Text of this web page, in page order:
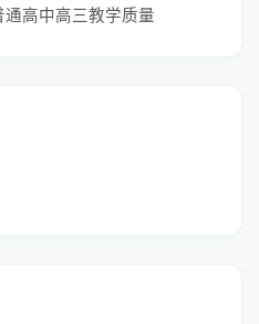
通高中高三教学质量